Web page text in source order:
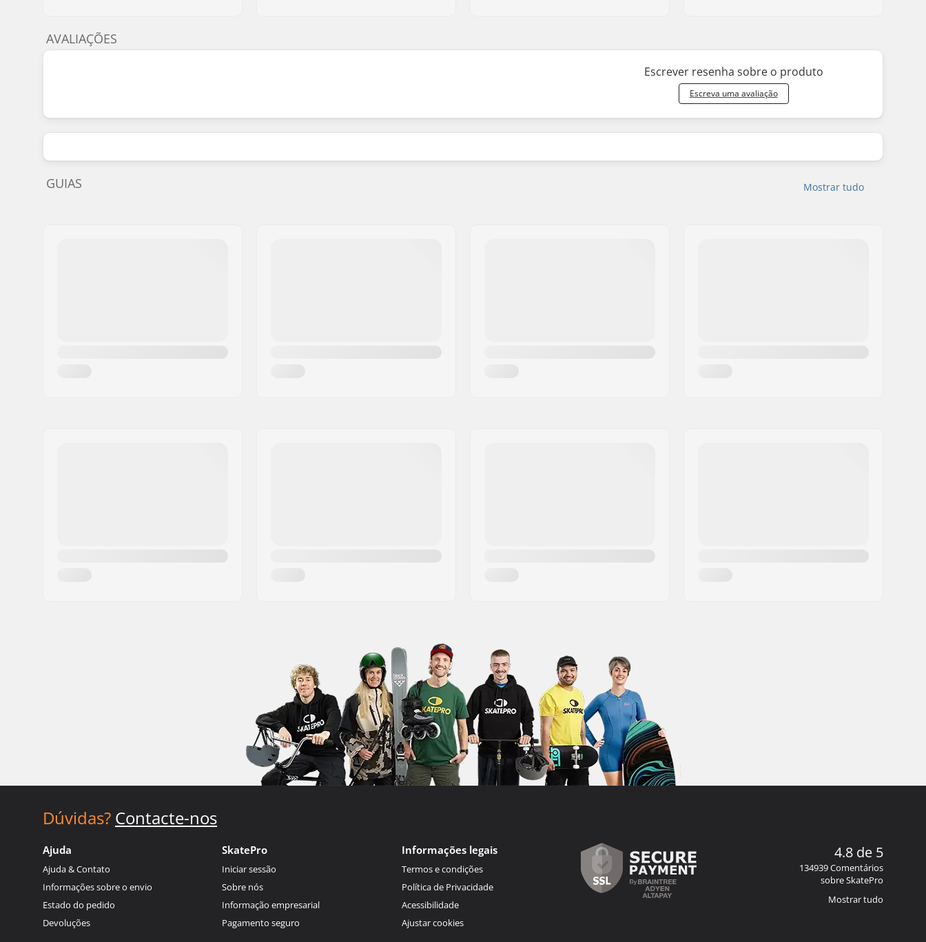
AVALIAÇÕES
Escrever resenha sobre o produto
Escreva uma avaliação
Mostrar tudo
GUIAS
Dúvidas? Contacte-nos
Ajuda
Ajuda & Contato
Informações sobre o envio
Estado do pedido
Devoluções
SkatePro
Iniciar sessão
Sobre nós
Informação empresarial
Pagamento seguro
Informações legais
Termos e condições
Política de Privacidade
Acessibilidade
Ajustar cookies
4.8 de 5
134939 Comentários
sobre SkatePro
Mostrar tudo